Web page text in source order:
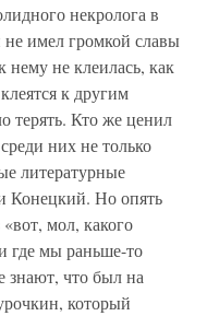
некролога в
не имел громкой славы
не клеилась, как
к другим
терять. Кто же ценил
них не только
литературные
Конецкий. Но опять
мол, какого
где мы раньше-то
знают, что был на
который